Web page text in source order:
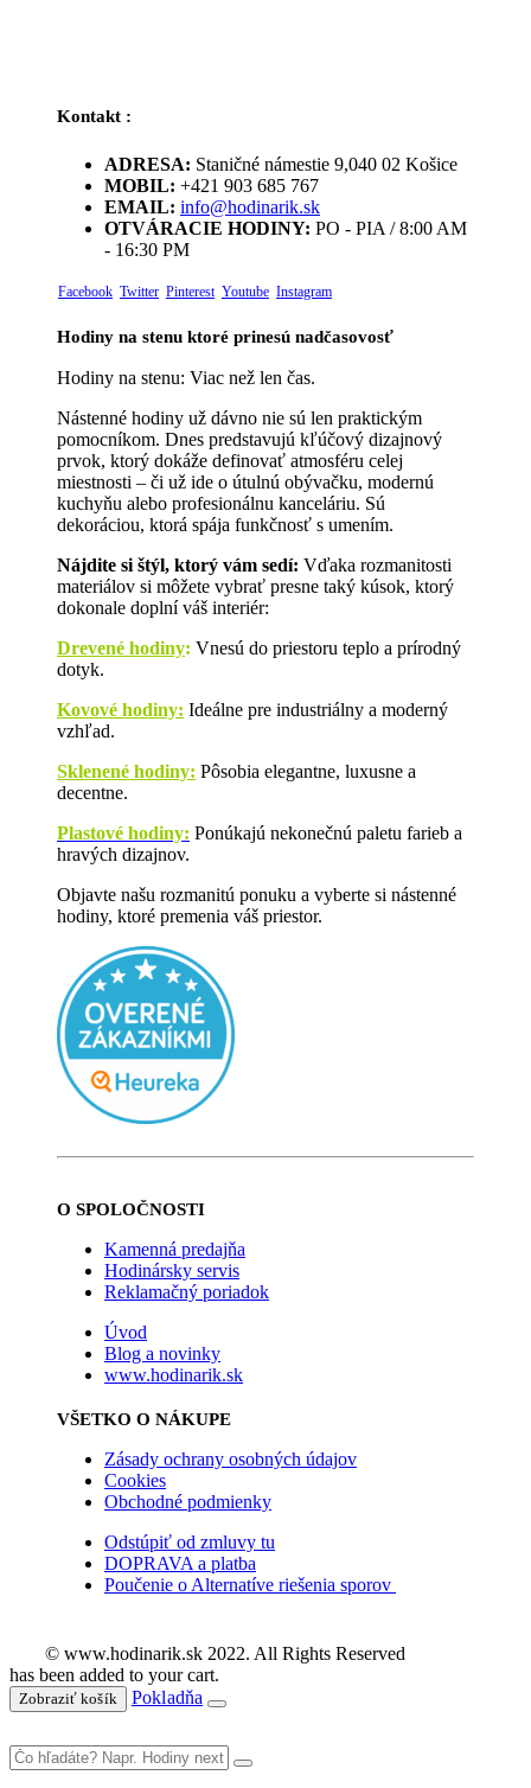
Kontakt :
ADRESA: Staničné námestie 9,040 02 Košice
MOBIL: +421 903 685 767
EMAIL: info@hodinarik.sk
OTVÁRACIE HODINY: PO - PIA / 8:00 AM
- 16:30 PM
Facebook Twitter Pinterest Youtube Instagram
Hodiny na stenu ktoré prinesú nadčasovosť
Hodiny na stenu: Viac než len čas.
Nástenné hodiny už dávno nie sú len praktickým
pomocníkom. Dnes predstavujú kľúčový dizajnový
prvok, ktorý dokáže definovať atmosféru celej
miestnosti – či už ide o útulnú obývačku, modernú
kuchyňu alebo profesionálnu kanceláriu. Sú
dekoráciou, ktorá spája funkčnosť s umením.
Nájdite si štýl, ktorý vám sedí: Vďaka rozmanitosti
materiálov si môžete vybrať presne taký kúsok, ktorý
dokonale doplní váš interiér:
Drevené hodiny: Vnesú do priestoru teplo a prírodný
dotyk.
Kovové hodiny: Ideálne pre industriálny a moderný
vzhľad.
Sklenené hodiny: Pôsobia elegantne, luxusne a
decentne.
Plastové hodiny: Ponúkajú nekonečnú paletu farieb a
hravých dizajnov.
Objavte našu rozmanitú ponuku a vyberte si nástenné
hodiny, ktoré premenia váš priestor.
O SPOLOČNOSTI
Kamenná predajňa
Hodinársky servis
Reklamačný poriadok
Úvod
Blog a novinky
www.hodinarik.sk
VŠETKO O NÁKUPE
Zásady ochrany osobných údajov
Cookies
Obchodné podmienky
Odstúpiť od zmluvy tu
DOPRAVA a platba
Poučenie o Alternatíve riešenia sporov
© www.hodinarik.sk 2022. All Rights Reserved
has been added to your cart.
Zobraziť košík Pokladňa